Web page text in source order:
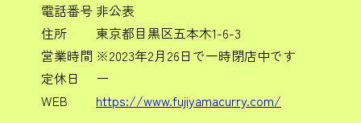
電話番号 非公表
住所
東京都目黒区五本木1-6-3
営業時間 ※2023年2月26日で一時閉店中です
定休日
ー
WEB
https://www.fujiyamacurry.com/